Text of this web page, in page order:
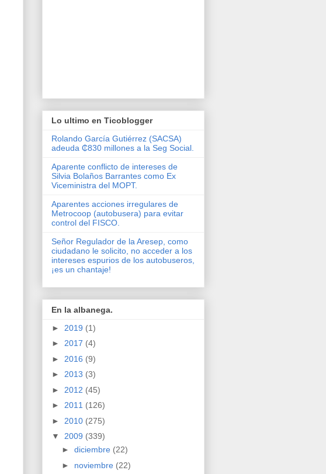
Lo ultimo en Ticoblogger
Rolando García Gutiérrez (SACSA)
adeuda ₵830 millones a la Seg Social.
Aparente conflicto de intereses de
Silvia Bolaños Barrantes como Ex
Viceministra del MOPT.
Aparentes acciones irregulares de
Metrocoop (autobusera) para evitar
control del FISCO.
Señor Regulador de la Aresep, como
ciudadano le solicito, no acceder a los
intereses espurios de los autobuseros,
¡es un chantaje!
En la albanega.
► 2019 (1)
► 2017 (4)
► 2016 (9)
► 2013 (3)
► 2012 (45)
► 2011 (126)
► 2010 (275)
▼ 2009 (339)
► diciembre (22)
► noviembre (22)